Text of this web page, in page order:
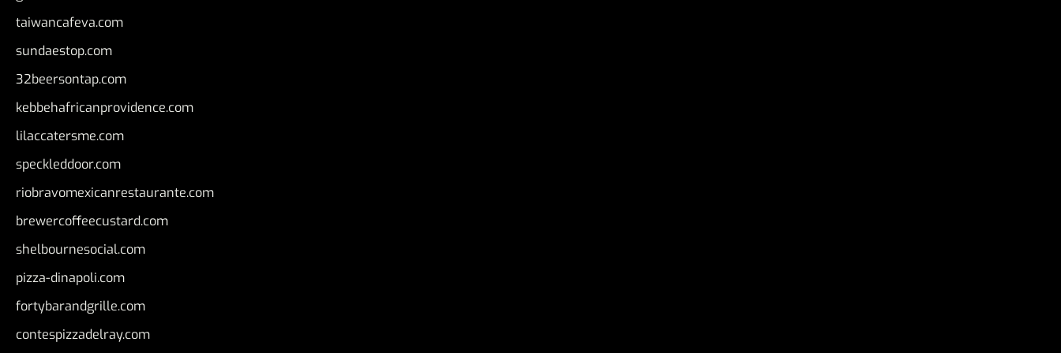
taiwancafeva.com
sundaestop.com
32beersontap.com
kebbehafricanprovidence.com
lilaccatersme.com
speckleddoor.com
riobravomexicanrestaurante.com
brewercoffeecustard.com
shelbournesocial.com
pizza-dinapoli.com
fortybarandgrille.com
contespizzadelray.com